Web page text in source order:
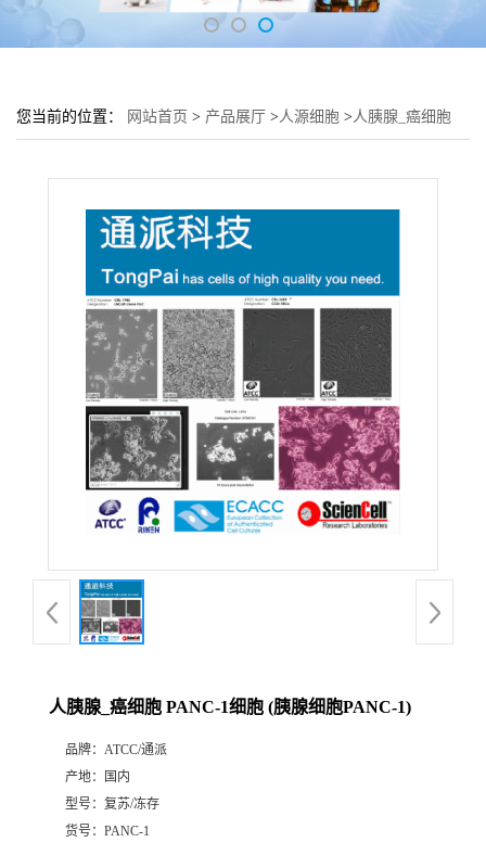
您当前的位置： 网站首页 > 产品展厅 >人源细胞 >人胰腺_癌细胞
人胰腺_癌细胞 PANC-1细胞 (胰腺细胞PANC-1)
品牌： ATCC/通派
产地：
国内
型号： 复苏/冻存
货号： PANC-1